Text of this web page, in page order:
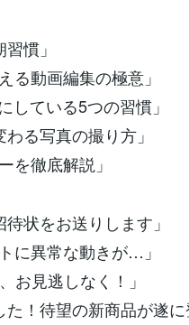
慣」
る動画編集の極意」
ている5つの習慣」
る写真の撮り方」
を徹底解説」
状をお送りします」
に異常な動きが…」
お見逃しなく！」
！待望の新商品が遂に